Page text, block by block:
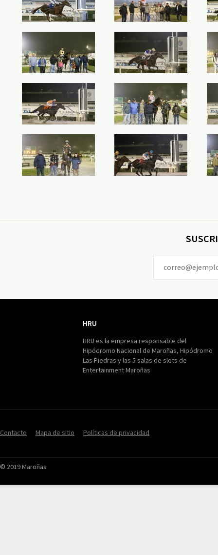
HRU
HRU es la empresa responsable del
Hipódromo Nacional de Maroñas, Hipódromo
Las Piedras y las 5 salas de slots de
Entertainment Maroñas
Contacto Mapa de sitio Políticas de privacidad
© 2019 Maroñas